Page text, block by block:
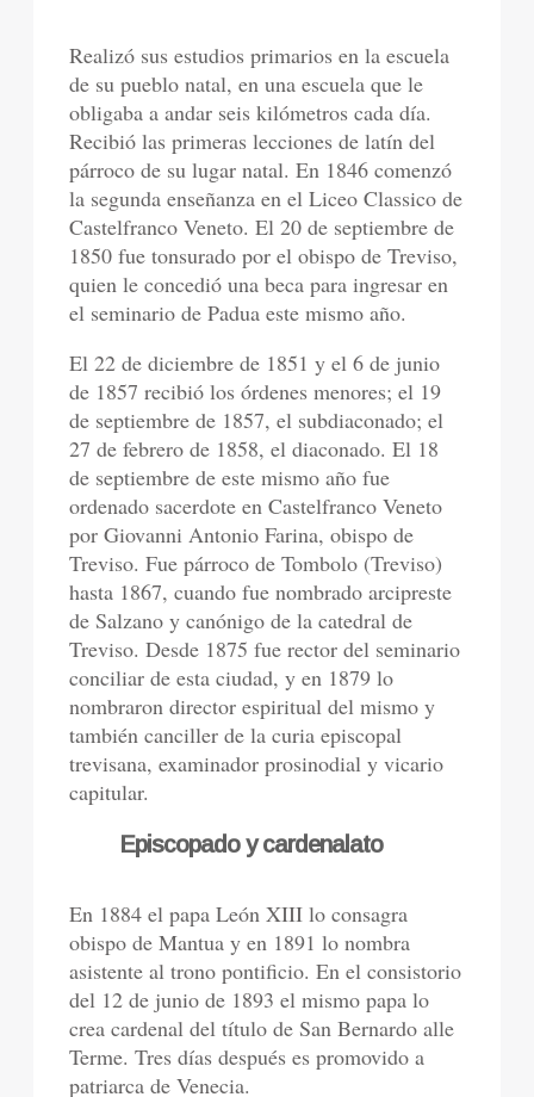
Realizó sus estudios primarios en la escuela
de su pueblo natal, en una escuela que le
obligaba a andar seis kilómetros cada día.
Recibió las primeras lecciones de latín del
párroco de su lugar natal. En 1846 comenzó
la segunda enseñanza en el Liceo Classico de
Castelfranco Veneto. El 20 de septiembre de
1850 fue tonsurado por el obispo de Treviso,
quien le concedió una beca para ingresar en
el seminario de Padua este mismo año.
El 22 de diciembre de 1851 y el 6 de junio
de 1857 recibió los órdenes menores; el 19
de septiembre de 1857, el subdiaconado; el
27 de febrero de 1858, el diaconado. El 18
de septiembre de este mismo año fue
ordenado sacerdote en Castelfranco Veneto
por Giovanni Antonio Farina, obispo de
Treviso. Fue párroco de Tombolo (Treviso)
hasta 1867, cuando fue nombrado arcipreste
de Salzano y canónigo de la catedral de
Treviso. Desde 1875 fue rector del seminario
conciliar de esta ciudad, y en 1879 lo
nombraron director espiritual del mismo y
también canciller de la curia episcopal
trevisana, examinador prosinodial y vicario
capitular.
Episcopado y cardenalato
En 1884 el papa León XIII lo consagra
obispo de Mantua y en 1891 lo nombra
asistente al trono pontificio. En el consistorio
del 12 de junio de 1893 el mismo papa lo
crea cardenal del título de San Bernardo alle
Terme. Tres días después es promovido a
patriarca de Venecia.